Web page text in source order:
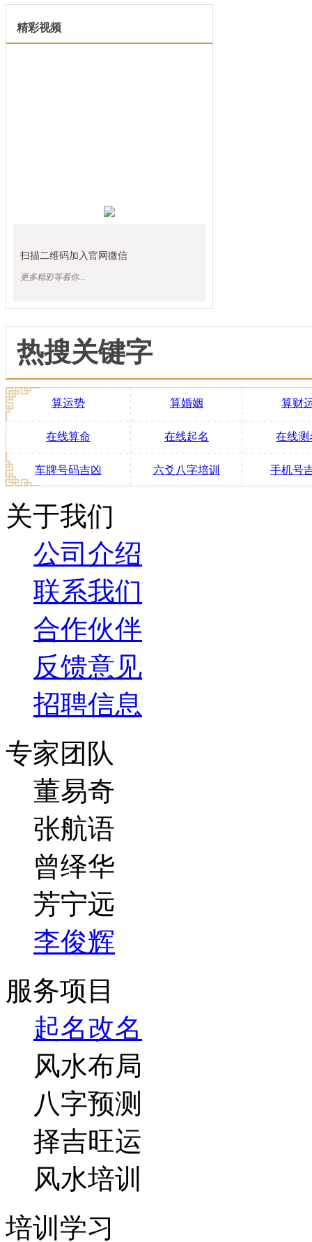
精彩视频
扫描二维码加入官网微信
更多精彩等着你...
热搜关键字
算运势 算婚姻 算财
在线算命 在线起名 在线测
车牌号码吉凶 六爻八字培训 手机号
关于我们
公司介绍
联系我们
合作伙伴
反馈意见
招聘信息
专家团队
董易奇
张航语
曾绎华
芳宁远
李俊辉
服务项目
起名改名
风水布局
八字预测
择吉旺运
风水培训
培训学习